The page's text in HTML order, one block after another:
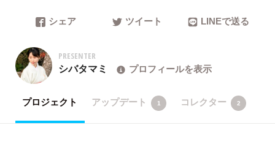
シェア ツイート LINEで送る
PRESENTER
シバタマミ プロフィールを表示
プロジェクト アップデート 1 コレクター 2